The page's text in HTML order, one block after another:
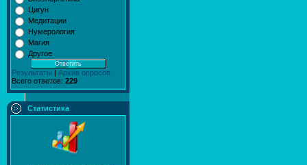
Цигун
Медитации
Нумерология
Магия
Другое
Результаты | Архив опросов
Всего ответов: 229
Статистика